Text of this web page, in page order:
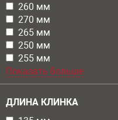
Apply 260 мм filter
260 мм
Apply 270 мм filter
270 мм
Apply 265 мм filter
265 мм
Apply 250 мм filter
250 мм
Apply 255 мм filter
255 мм
Показать больше
ДЛИНА КЛИНКА